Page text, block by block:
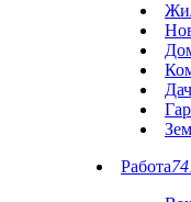
Работа